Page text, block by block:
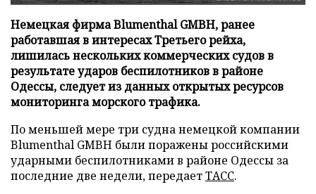
Немецкая фирма Blumenthal GMBH, ранее
работавшая в интересах Третьего рейха,
лишилась нескольких коммерческих судов в
результате ударов беспилотников в районе
Одессы, следует из данных открытых ресурсов
мониторинга морского трафика.
По меньшей мере три судна немецкой компании
Blumenthal GMBH были поражены российскими
ударными беспилотниками в районе Одессы за
последние две недели, передаетТАСС.